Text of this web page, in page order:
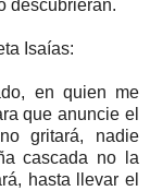
descubrieran.
Isaías:
en quien me
que anuncie el
gritará, nadie
cascada no la
hasta llevar el